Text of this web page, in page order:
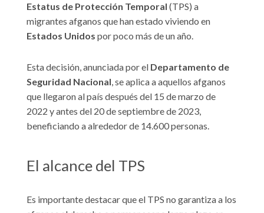
Estatus de Protección Temporal (TPS) a
migrantes afganos que han estado viviendo en
Estados Unidos por poco más de un año.
Esta decisión, anunciada por el Departamento de
Seguridad Nacional, se aplica a aquellos afganos
que llegaron al país después del 15 de marzo de
2022 y antes del 20 de septiembre de 2023,
beneficiando a alrededor de 14.600 personas.
El alcance del TPS
Es importante destacar que el TPS no garantiza a los